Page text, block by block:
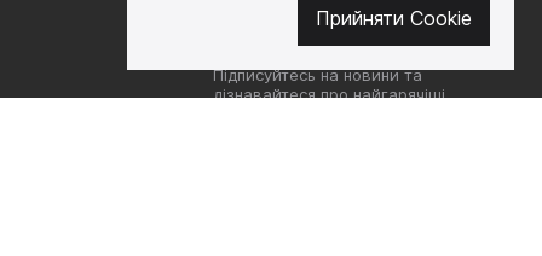
🔥 Не пропустіть гарячі
Підписуйтесь на новини та
дізнавайтеся про найгарячіші
Прийняти Cookie